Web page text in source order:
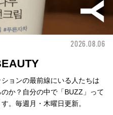
2026.08.06
ョンの最前線にいる人たちは
か？自分の中で「BUZZ」って
。毎週月・木曜日更新。